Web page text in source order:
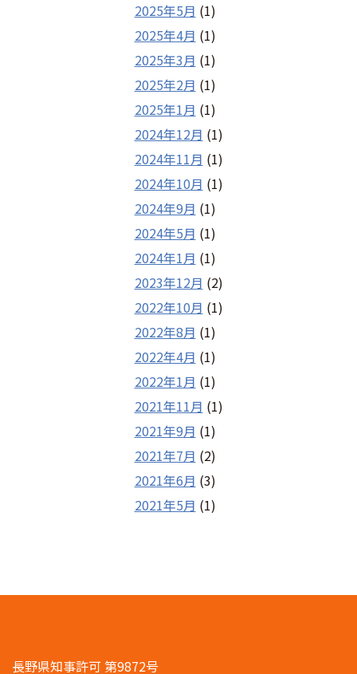
2025年5月 (1)
2025年4月 (1)
2025年3月 (1)
2025年2月 (1)
2025年1月 (1)
2024年12月 (1)
2024年11月 (1)
2024年10月 (1)
2024年9月 (1)
2024年5月 (1)
2024年1月 (1)
2023年12月 (2)
2022年10月 (1)
2022年8月 (1)
2022年4月 (1)
2022年1月 (1)
2021年11月 (1)
2021年9月 (1)
2021年7月 (2)
2021年6月 (3)
2021年5月 (1)
長野県知事許可 第9872号